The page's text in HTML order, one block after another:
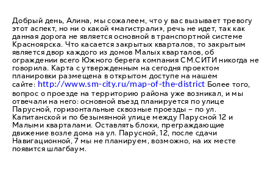
Добрый день, Алина, мы сожалеем, что у вас вызывает тревогу
этот аспект, но ни о какой «магистрали», речь не идет, так как
данная дорога не является основной в транспортной системе
Красноярска. Что касается закрытых кварталов, то закрытым
является двор каждого из домов Малых кварталов, об
ограждении всего Южного берега компания СМ.СИТИ никогда не
говорила. Карта с утвержденным на сегодня проектом
планировки размещена в открытом доступе на нашем
сайте: http://www.sm-city.ru/map-of-the-district Более того,
вопрос о проезде на территорию района уже возникал, и мы
отвечали на него: основной въезд планируется по улице
Парусной, горизонтальные сквозные проезды – по ул.
Капитанской и по безымянной улице между Парусной 12 и
Малыми кварталами. Оставлять блоки, преграждающие
движение возле дома на ул. Парусной, 12, после сдачи
Навигационной, 7 мы не планируем, возможно, на их месте
появится шлагбаум.